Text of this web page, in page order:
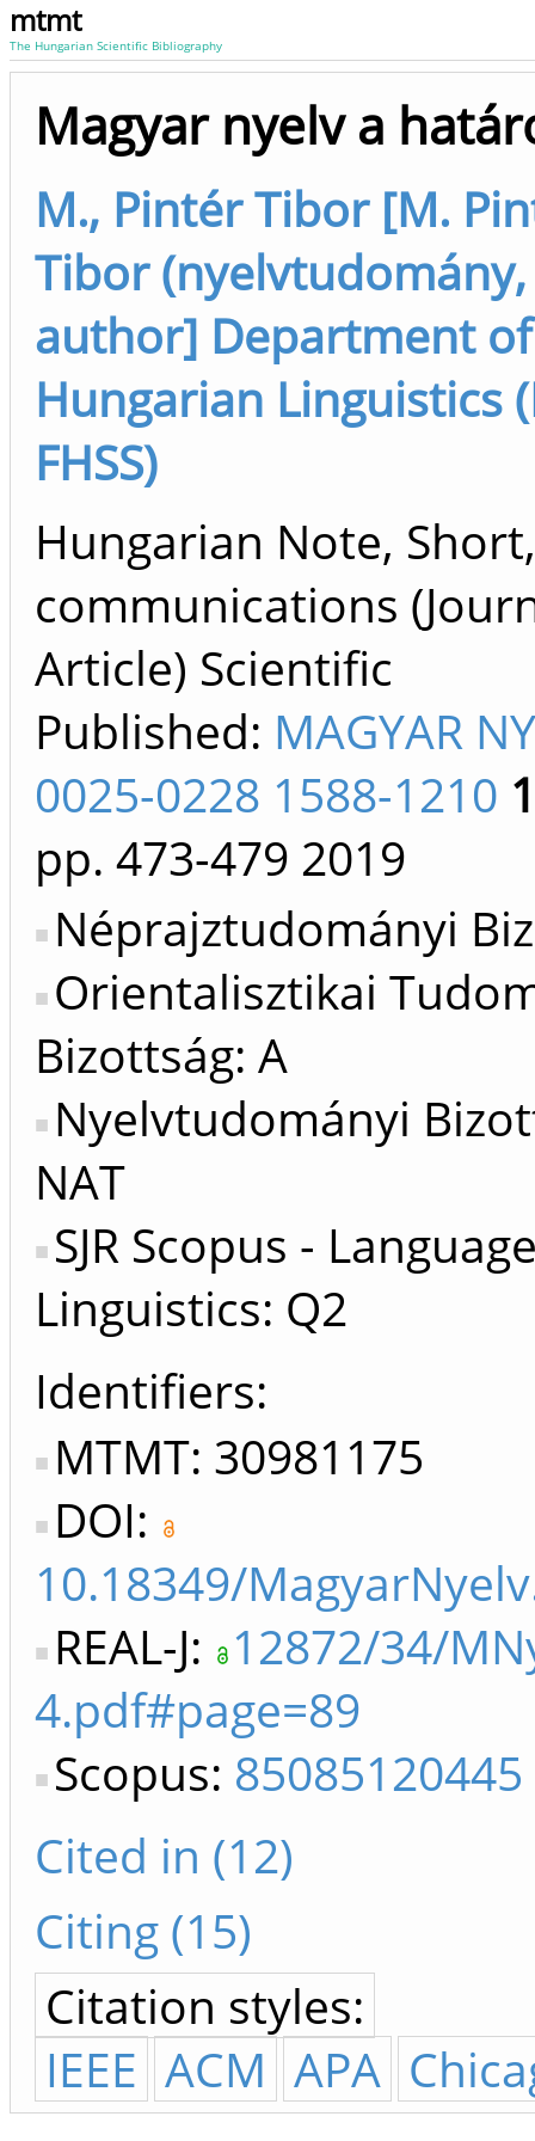
mtmt
The Hungarian Scientific Bibliography
Magyar nyelv a
M., Pintér Tibor [M.
Tibor (nyelvtudomány,
author] Department of
Hungarian Linguistics
FHSS)
Hungarian Note,
communications
Article) Scientific
Published: MAGYAR
0025-0228 1588-1210
pp. 473-479 2019
Néprajztudományi
Orientalisztikai
Bizottság: A
Nyelvtudományi
NAT
SJR Scopus -
Linguistics: Q2
Identifiers
MTMT: 30981175
DOI:
10.18349/
REAL-J: 12872/34/
4.pdf#page=89
Scopus: 85085120445
Cited in (12)
Citing (15)
Citation styles:
IEEE ACM APA